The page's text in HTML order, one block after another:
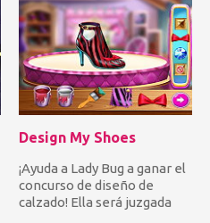
Design My Shoes
¡Ayuda a Lady Bug a ganar el
concurso de diseño de
calzado! Ella será juzgada